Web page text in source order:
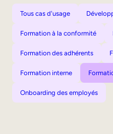
Tous cas d'usage
Formation à la conformité
Formation des adhérents
Formation interne
Onboarding des employés